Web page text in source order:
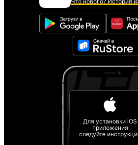
Для установки iOS
приложения
следуйте